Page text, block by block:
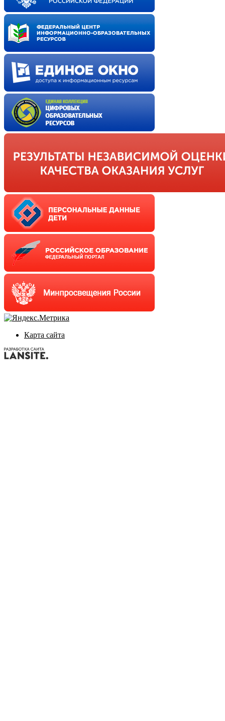
Карта сайта